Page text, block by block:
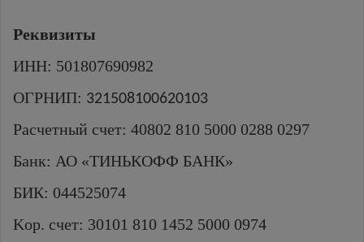
Реквизиты
ИНН: 501807690982
ОГРНИП: 321508100620103
Расчетный счет: 40802 810 5000 0288 0297
Банк: АО «ТИНЬКОФФ БАНК»
БИК: 044525074
Kор. счет: 30101 810 1452 5000 0974